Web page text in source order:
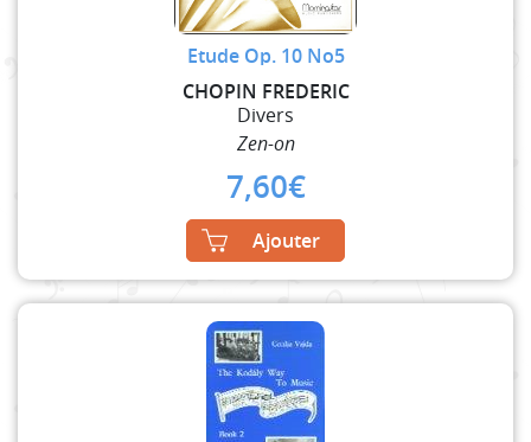
Etude Op. 10 No5
CHOPIN FREDERIC
Divers
Zen-on
7,60€
Ajouter